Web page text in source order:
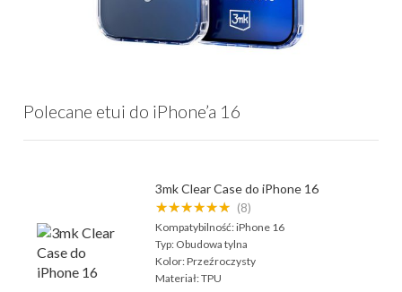
Polecane etui do iPhone’a 16
3mk Clear Case do iPhone 16
★★★★★★ (8)
Kompatybilność:iPhone 16
Typ: Obudowa tylna
Kolor:Przeźroczysty
Materiał:TPU